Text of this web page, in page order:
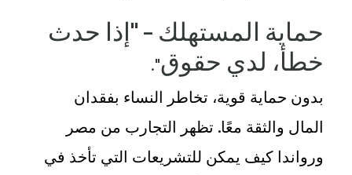
حماية المستهلك – "إذا حدث
خطأ، لدي حقوق."
بدون حماية قوية، تخاطر النساء بفقدان
المال والثقة معًا. تظهرالتجارب من مصر
وروانداكيف يمكن للتشريعات التي تأخذ في